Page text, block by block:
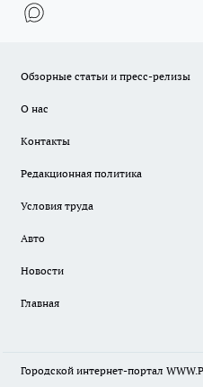
Обзорные статьи и пресс-релизы
О нас
Контакты
Редакционная политика
Условия труда
Авто
Новости
Главная
Городской интернет-портал